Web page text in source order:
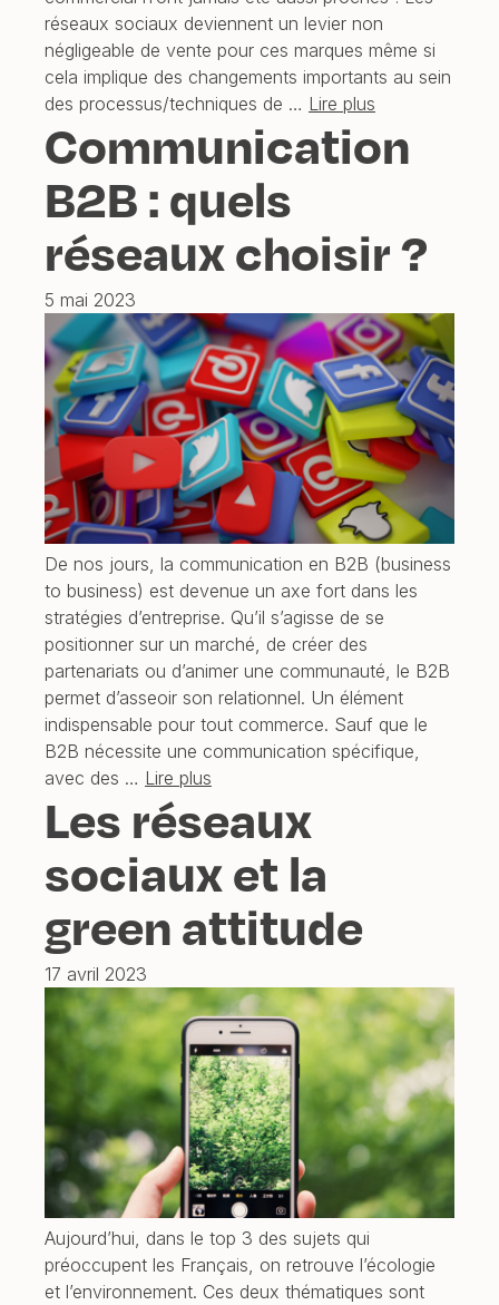
réseaux sociaux deviennent un levier non
négligeable de vente pour ces marques même si
cela implique des changements importants au sein
des processus/techniques de … Lire plus
Communication
B2B : quels
réseaux choisir ?
5 mai 2023
De nos jours, la communication en B2B (business
to business) est devenue un axe fort dans les
stratégies d’entreprise. Qu’il s’agisse de se
positionner sur un marché, de créer des
partenariats ou d’animer une communauté, le B2B
permet d’asseoir son relationnel. Un élément
indispensable pour tout commerce. Sauf que le
B2B nécessite une communication spécifique,
avec des … Lire plus
Les réseaux
sociaux et la
green attitude
17 avril 2023
Aujourd’hui, dans le top 3 des sujets qui
préoccupent les Français, on retrouve l’écologie
et l’environnement. Ces deux thématiques sont